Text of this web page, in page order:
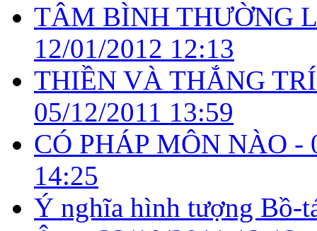
TÂM BÌNH THƯỜNG
12/01/2012 12:13
THIỀN VÀ THẮNG
05/12/2011 13:59
CÓ PHÁP MÔN NÀO -
14:25
Ý nghĩa hình tượng Bồ-